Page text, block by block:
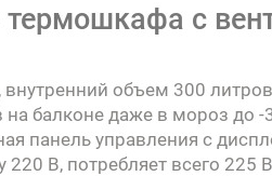
термошкафа с
объем 300
балконе даже в мороз до -
панель управления с
В, потребляет всего 225